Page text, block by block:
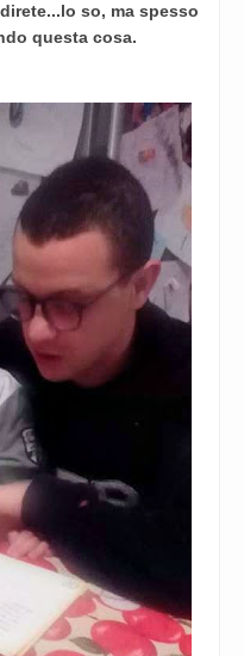
so, ma spesso
questa cosa.